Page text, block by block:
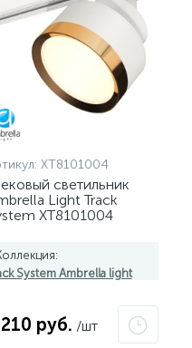
XT8101004
светильник
Light Track
XT8101004
System Ambrella light
руб. /шт